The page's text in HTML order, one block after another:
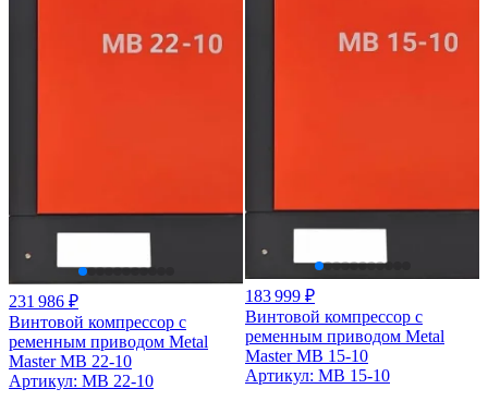
231 986 ₽
Винтовой компрессор с
ременным приводом Metal
Master MB 22-10
Артикул: MB 22-10
183 999 ₽
Винтовой компрессор с
ременным приводом Metal
Master MB 15-10
Артикул: MB 15-10